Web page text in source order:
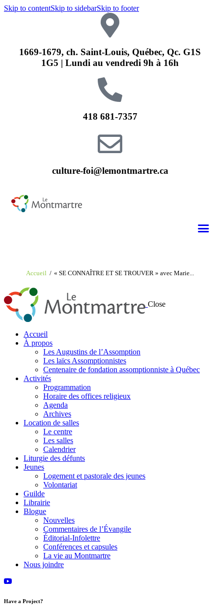
Skip to contentSkip to sidebarSkip to footer
1669-1679, ch. Saint-Louis, Québec, Qc. G1S
1G5 | Lundi au vendredi 9h à 16h
418 681-7357
culture-foi@lemontmartre.ca
Accueil « SE CONNAÎTRE ET SE TROUVER » avec Marie...
Close
Accueil
À propos
Les Augustins de l’Assomption
Les laïcs Assomptionnistes
Centenaire de fondation assomptionniste à Québec
Activités
Programmation
Horaire des offices religieux
Agenda
Archives
Location de salles
Le centre
Les salles
Calendrier
Liturgie des défunts
Jeunes
Logement et pastorale des jeunes
Volontariat
Guilde
Librairie
Blogue
Nouvelles
Commentaires de l’Évangile
Éditorial-Infolettre
Conférences et capsules
La vie au Montmartre
Nous joindre
Have a Project?